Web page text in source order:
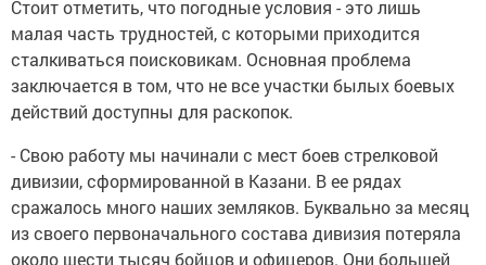
Стоит отметить, что погодные условия - это лишь
малая часть трудностей, с которыми приходится
сталкиваться поисковикам. Основная проблема
заключается в том, что не все участки былых боевых
действий доступны для раскопок.
- Свою работу мы начинали с мест боев стрелковой
дивизии, сформированной в Казани. В ее рядах
сражалось много наших земляков. Буквально за месяц
из своего первоначального состава дивизия потеряла
около шести тысяч бойцов и офицеров. Они большей